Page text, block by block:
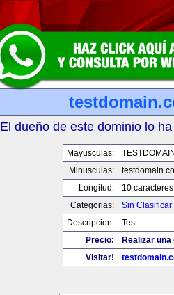
El dueño de este dominio lo
Mayusculas:
Minusculas:
Longitud:
10 caracteres
Categorias:
Sin Clasificar
Descripcion:
Test
Precio:
Realizar
Visitar!